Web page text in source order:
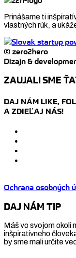
Prinášame ti
vlastných rúk, a
© zero2hero
Dizajn &
ZAUJALI SME
DAJ NÁM LIKE,
A ZDIEĽAJ NÁS!
Ochrana osobných
DAJ NÁM TIP
Máš vo svojom okolí
inšpiratívneho
by sme mali určite